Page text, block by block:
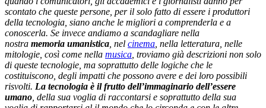
scontato che queste persone, per il solo fatto di essere i produttori
della tecnologia, siano anche le migliori a comprenderla e a
conoscerla. Se invece andiamo a scandagliare nella
nostra memoria umanistica , nel cinema , nella letteratura, nelle
mitologie, così come nella musica , troviamo già descrizioni non solo
di queste tecnologie, ma soprattutto delle logiche che le
costituiscono, degli impatti che possono avere e dei loro possibili
risvolti. La tecnologia è il frutto dell’immaginario dell’essere
umano , della sua voglia di raccontarsi e soprattutto della sua